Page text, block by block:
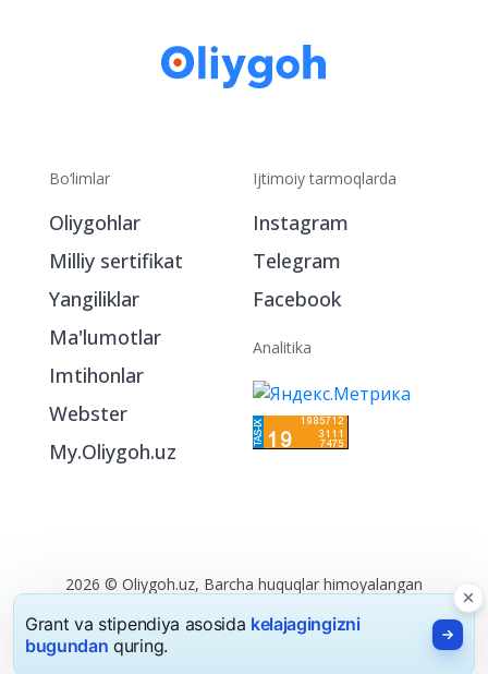
Bo‘limlar
Oliygohlar
Imtihonlar
Ijtimoiy tarmoqlarda
Telegram
Facebook
Analitika
Grant va stipendiya asosida kelajagingizni
bugundan quring.